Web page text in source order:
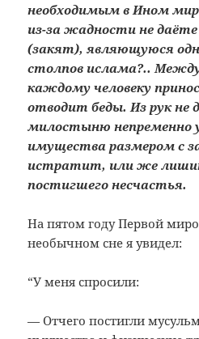
необходимым в Ином
из-за жадности не
(закят), являющуюся
столпов ислама?..
каждому человеку
отводит беды. Из рук не
милостыню непременно
имущества размером с
истратит, или же
постигшего несчастья.
На пятом году Первой
необычном сне я увидел:
“У меня спросили:
— Отчего постигли